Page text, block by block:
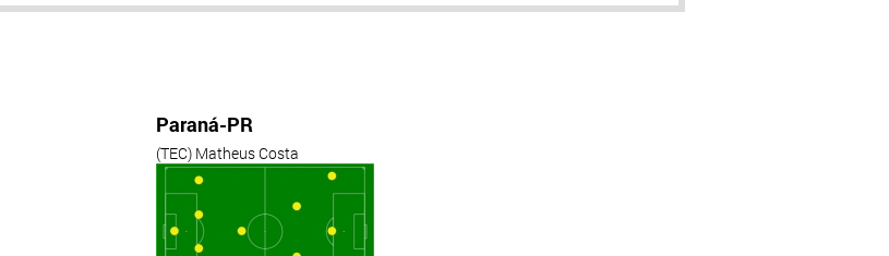
Paraná-PR
(TEC) Matheus Costa